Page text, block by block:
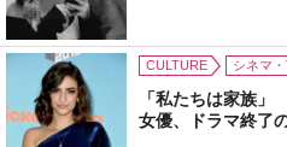
CULTURE シネマ
「私たちは家族
女優、ドラマ終了